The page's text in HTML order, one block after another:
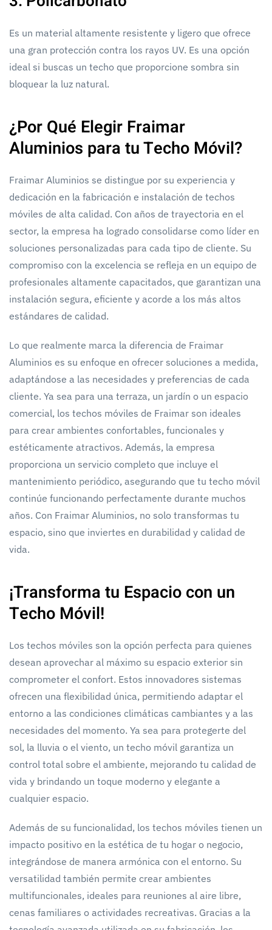
Es un material altamente resistente y ligero que ofrece
una gran protección contra los rayos UV. Es una opción
ideal si buscas un techo que proporcione sombra sin
bloquear la luz natural.
¿Por Qué Elegir Fraimar
Aluminios para tu Techo Móvil?
Fraimar Aluminios se distingue por su experiencia y
dedicación en la fabricación e instalación de techos
móviles de alta calidad. Con años de trayectoria en el
sector, la empresa ha logrado consolidarse como líder en
soluciones personalizadas para cada tipo de cliente. Su
compromiso con la excelencia se refleja en un equipo de
profesionales altamente capacitados, que garantizan una
instalación segura, eficiente y acorde a los más altos
estándares de calidad.
Lo que realmente marca la diferencia de Fraimar
Aluminios es su enfoque en ofrecer soluciones a medida,
adaptándose a las necesidades y preferencias de cada
cliente. Ya sea para una terraza, un jardín o un espacio
comercial, los techos móviles de Fraimar son ideales
para crear ambientes confortables, funcionales y
estéticamente atractivos. Además, la empresa
proporciona un servicio completo que incluye el
mantenimiento periódico, asegurando que tu techo móvil
continúe funcionando perfectamente durante muchos
años. Con Fraimar Aluminios, no solo transformas tu
espacio, sino que inviertes en durabilidad y calidad de
vida.
¡Transforma tu Espacio con un
Techo Móvil!
Los techos móviles son la opción perfecta para quienes
desean aprovechar al máximo su espacio exterior sin
comprometer el confort. Estos innovadores sistemas
ofrecen una flexibilidad única, permitiendo adaptar el
entorno a las condiciones climáticas cambiantes y a las
necesidades del momento. Ya sea para protegerte del
sol, la lluvia o el viento, un techo móvil garantiza un
control total sobre el ambiente, mejorando tu calidad de
vida y brindando un toque moderno y elegante a
cualquier espacio.
Además de su funcionalidad, los techos móviles tienen un
impacto positivo en la estética de tu hogar o negocio,
integrándose de manera armónica con el entorno. Su
versatilidad también permite crear ambientes
multifuncionales, ideales para reuniones al aire libre,
cenas familiares o actividades recreativas. Gracias a la